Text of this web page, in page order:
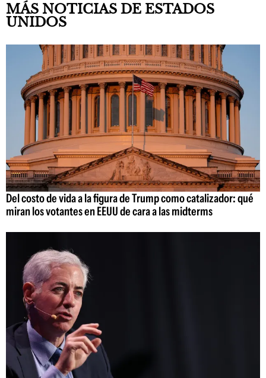
MÁS NOTICIAS DE ESTADOS
UNIDOS
Del costo de vida a la figura de Trump como catalizador: qué
miran los votantes en EEUU de cara a las midterms